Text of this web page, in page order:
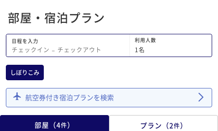
部屋・宿泊プラン
日程を入力
チェックイン − チェックアウト
利用人数
1名
しぼりこみ
航空券付き宿泊プランを検索
部屋 （4件） プラン （2件）